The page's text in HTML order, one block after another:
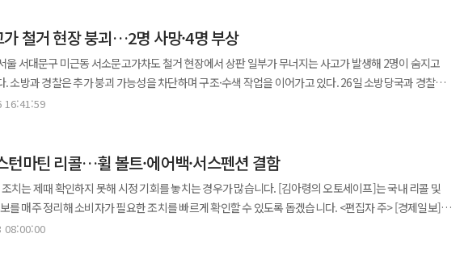
보장, 피싱·해킹 피해 보상, 휴대전화 교체 및 수리 대행 등을 지원하며, 일정 기간 가입 고객에게는
용 단말을 통해 고객 선택지를 확대하고 실속형 스마트폰 시장에서
력을 강화한다는 방침이다. AI 기능이 스마트폰 전반으로 확산하면서 통신사 전용 단말 역시 단순 가격
족스러운 선택지"라고 말했다. 이어 "앞으로도 고객 선택의 폭을 넓히고 차별화된 통신·모바일 경험을
노력하겠다"고 덧붙였다.
수 있으며, 5년 후 53% 잔존가치 보장과 정비 서비스, 연장 보증 혜택을 함께 제공한다. 또한 모든 구매
년 65% 중고차 잔존가치 보장과 무상 정비 서비스, 신차 교환 프로그램 가입 혜택 등을 포함한 ‘알:어슈어
션’을 기본 제공한다. 에스프리 알핀 1955 트림은 100만원 특별 프로모션을 진행하며,
80만원, 전시차 구매 고객은 20만원의 추가 혜택을 받을 수 있다. 그랑 콜레오스는 생산 시기에 따라
의 유류비를 지원한다. 2025년 생산 차량은 200만원, 2026년 1~2월 생산 차량은 150만원 또는 최대
인됐다. D등급이란 즉각적인 사용 제한과 정밀 검토를 요하는 상태, 사실상 '지금 당장 손을 써야 한다'는
으로
이 2021년 바닥판 탈락, 2024년 콘크리트 탈락과 보 강선 파손이 잇따랐다. 철거 공사가 본격적으로
D등급 판정으로부터 6년이 지난 2025년 4월이었다. 구조물은 그 6년 동안 무너질 이유를 차곡차곡 쌓았고,
당일의 경위는 인재의 성격을 더욱 또렷하게 드러낸다. 경의중앙선 열차가
다. 여기까지는 교과서적인 대응이었다. 문제는 그다음이다. 12시간 후, 그들은 임시 보강재도
소장과 감리단장, 외부 전문가를 현장 안으로 들여보냈다. 균열이 발생한 지점에 추가적인 지지 구조를
채 '긴급 안전진단'을 강행한 것이다. 무너질 가능성이 눈앞에 드러난 구조물 위에 사람을 올려보내는
진단의 기준은 대체 어디에서 온 것인가. 붕괴 1분 30초 전, 그 고가 아래로 열차가 지나갔다.
가 철거 현장 붕괴…2명 사망·4명 부상
울 서대문구 미근동 서소문고가차도 철거 현장에서 상판 일부가 무너지는 사고가 발생해 2명이 숨지고
방과 경찰은 추가 붕괴 가능성을 차단하며 구조·수색 작업을 이어가고 있다. 26일 소방당국과 경찰
날 오후 2시33분께 서소문고가차도 철거 공사 현장에서 상판 일부가 붕괴했다. 이 사고로 현재까지 2명이
남성 1명은 심정지 상태로 발견됐으나 숨졌고, 50대 작업자 1명도 사망했다. 부상자 4명 중 일부는
규모가 더 커질 가능성도 배제할 수 없다. 소방당국은 사고 발생 4분 뒤인 오후 2시37분께 현장에
후 2시49분 대응 1단계를 발령했다. 대응 1단계는 관할 소방서 인력과 장비를 전력 출동시키는 경보령이다.
조 인력을 현장에 투입해 매몰자 수색과 추가 낙하 방지 조치를 진행했다. 경찰은 경찰청 로터리에서
로를 전면 통제하고 현장 주변 접근을 막았다. 한국철도공사도 사고 현장 인근 안전 확보를 위해 서울역~
16:41:59
턴마틴 리콜…휠 볼트·에어백·서스펜션 결함
치는 제때 확인하지 못해 시정 기회를 놓치는 경우가 많습니다. [김아령의 오토세이프]는 국내 리콜 및
매주 정리해 소비자가 필요한 조치를 빠르게 확인할 수 있도록 돕겠습니다. <편집자 주> [경제일보]
츠코리아와 브리타니아오토가 휠 볼트, 에어백, 서스펜션 관련 결함으로 리콜에 들어갔다. 일부 차량은
08:00:00